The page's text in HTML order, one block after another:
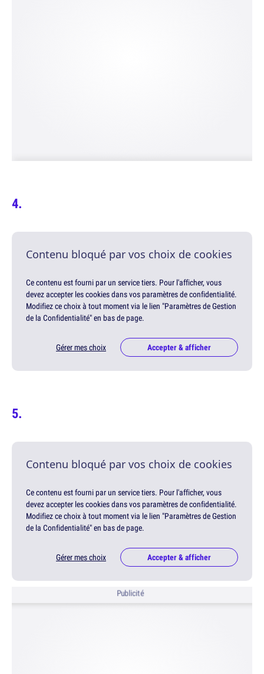
Contenu bloqué par vos choix de cookies
Ce contenu est fourni par un service tiers. Pour l'afficher, vous
devez accepter les cookies dans vos paramètres de confidentialité.
Modifiez ce choix à tout moment via le lien "Paramètres de Gestion
de la Confidentialité" en bas de page.
Gérer mes choix Accepter & afficher
Contenu bloqué par vos choix de cookies
Ce contenu est fourni par un service tiers. Pour l'afficher, vous
devez accepter les cookies dans vos paramètres de confidentialité.
Modifiez ce choix à tout moment via le lien "Paramètres de Gestion
de la Confidentialité" en bas de page.
Gérer mes choix Accepter & afficher
Publicité